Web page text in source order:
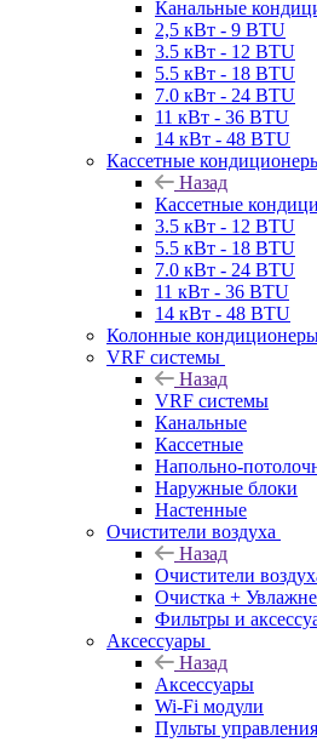
Канальные
2,5 кВт - 9 BTU
3.5 кВт - 12 BTU
5.5 кВт - 18 BTU
7.0 кВт - 24 BTU
11 кВт - 36 BTU
14 кВт - 48 BTU
Кассетные
Назад
Кассетные
3.5 кВт - 12 BTU
5.5 кВт - 18 BTU
7.0 кВт - 24 BTU
11 кВт - 36 BTU
14 кВт - 48 BTU
Колонные
VRF системы
Назад
VRF системы
Канальные
Кассетные
Напольно-
Наружные блоки
Настенные
Очистители воздуха
Назад
Очистители
Очистка +
Фильтры и
Аксессуары
Назад
Аксессуары
Wi-Fi модули
Пульты управления